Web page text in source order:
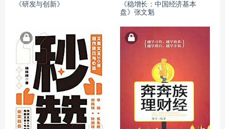
《研发与创新》
《稳增长：中国经济基本
盘》张文魁